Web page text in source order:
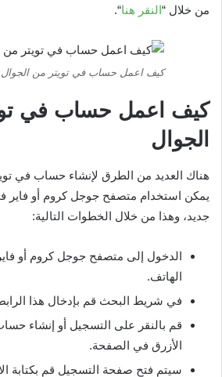
من خلال “النقر هنا“.
كيف اعمل حساب في تويتر من الجوال
كيف اعمل حساب في
الجوال
هناك العديد من الطرق لإنشاء حساب في
يمكن استخدام متصفح جوجل كروم أو
جديد، وهذا من خلال الخطوات التالية:
الدخول إلى متصفح جوجل كروم أو
الهاتف.
في شريط البحث قم بإدخال هذا
قم بالنقر على التسجيل أو إنشاء
الأزرق في الصفحة.
سيتم فتح صفحة التسجيل قم بكتابة